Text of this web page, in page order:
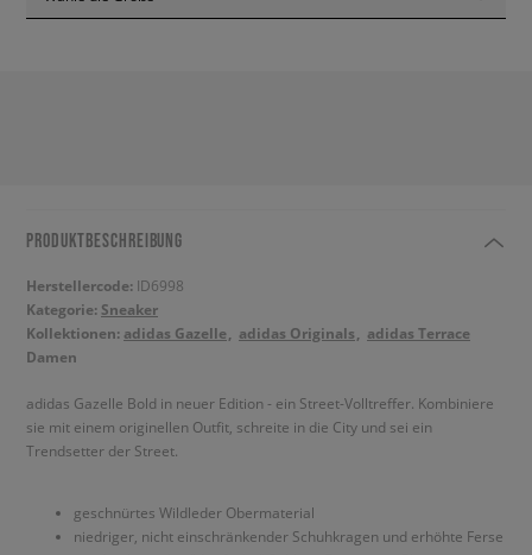
PRODUKTBESCHREIBUNG
Herstellercode: ID6998
Kategorie: Sneaker
Kollektionen: adidas Gazelle adidas Originals
adidas Terrace
Damen
adidas Gazelle Bold in neuer Edition - ein Street-Volltreffer. Kombiniere
sie mit einem originellen Outfit, schreite in die City und sei ein
Trendsetter der Street.
geschnürtes Wildleder Obermaterial
niedriger, nicht einschränkender Schuhkragen und erhöhte Ferse